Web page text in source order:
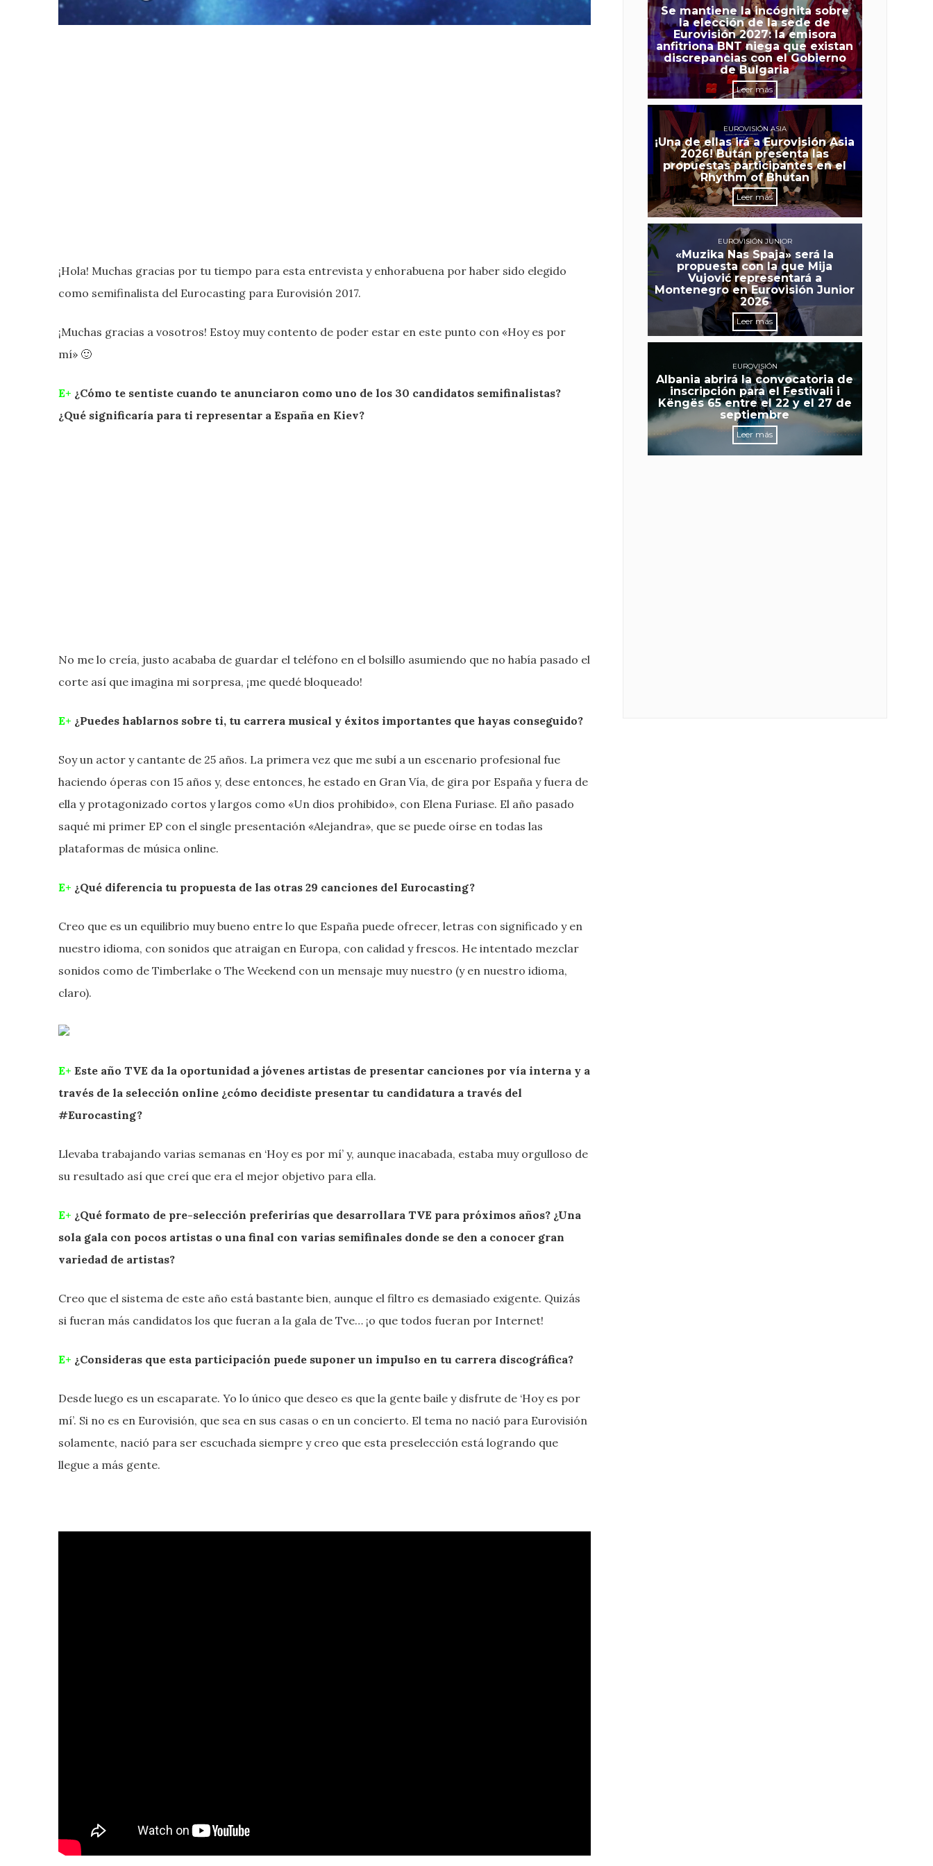
¡Hola! Muchas gracias por tu tiempo para esta entrevista y enhorabuena por haber sido elegido
como semifinalista del Eurocasting para Eurovisión 2017.
¡Muchas gracias a vosotros! Estoy muy contento de poder estar en este punto con «Hoy es por
mí» 🙂
E+ ¿Cómo te sentiste cuando te anunciaron como uno de los 30 candidatos semifinalistas?
¿Qué significaría para ti representar a España en Kiev?
No me lo creía, justo acababa de guardar el teléfono en el bolsillo asumiendo que no había pasado el
corte así que imagina mi sorpresa, ¡me quedé bloqueado!
E+ ¿Puedes hablarnos sobre ti, tu carrera musical y éxitos importantes que hayas conseguido?
Soy un actor y cantante de 25 años. La primera vez que me subí a un escenario profesional fue
haciendo óperas con 15 años y, dese entonces, he estado en Gran Vía, de gira por España y fuera de
ella y protagonizado cortos y largos como «Un dios prohibido», con Elena Furiase. El año pasado
saqué mi primer EP con el single presentación «Alejandra», que se puede oírse en todas las
plataformas de música online.
E+ ¿Qué diferencia tu propuesta de las otras 29 canciones del Eurocasting?
Creo que es un equilibrio muy bueno entre lo que España puede ofrecer, letras con significado y en
nuestro idioma, con sonidos que atraigan en Europa, con calidad y frescos. He intentado mezclar
sonidos como de Timberlake o The Weekend con un mensaje muy nuestro (y en nuestro idioma,
claro).
E+ Este año TVE da la oportunidad a jóvenes artistas de presentar canciones por vía interna y a
través de la selección online ¿cómo decidiste presentar tu candidatura a través del
#Eurocasting?
Llevaba trabajando varias semanas en ‘Hoy es por mí’ y, aunque inacabada, estaba muy orgulloso de
su resultado así que creí que era el mejor objetivo para ella.
E+ ¿Qué formato de pre-selección preferirías que desarrollara TVE para próximos años? ¿Una
sola gala con pocos artistas o una final con varias semifinales donde se den a conocer gran
variedad de artistas?
Creo que el sistema de este año está bastante bien, aunque el filtro es demasiado exigente. Quizás
si fueran más candidatos los que fueran a la gala de Tve… ¡o que todos fueran por Internet!
E+ ¿Consideras que esta participación puede suponer un impulso en tu carrera discográfica?
Desde luego es un escaparate. Yo lo único que deseo es que la gente baile y disfrute de ‘Hoy es por
mí’. Si no es en Eurovisión, que sea en sus casas o en un concierto. El tema no nació para Eurovisión
solamente, nació para ser escuchada siempre y creo que esta preselección está logrando que
llegue a más gente.
Se mantiene la incógnita sobre
la elección de la sede de
Eurovisión 2027: la emisora
anfitriona BNT niega que existan
discrepancias con el Gobierno
de Bulgaria
Leer más
EUROVISIÓN ASIA
¡Una de ellas irá a Eurovisión Asia
2026! Bután presenta las
propuestas participantes en el
Rhythm of Bhutan
Leer más
EUROVISIÓN JUNIOR
«Muzika Nas Spaja» será la
propuesta con la que Mija
Vujović representará a
Montenegro en Eurovisión Junior
2026
Leer más
EUROVISIÓN
Albania abrirá la convocatoria de
inscripción para el Festivali i
Këngës 65 entre el 22 y el 27 de
septiembre
Leer más